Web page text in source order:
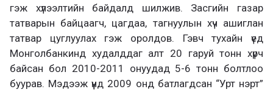
гэж хүлээлтийн байдалд шилжив. Засгийн газар
татварын байцаагч, цагдаа, тагнуулын хүч ашиглан
татвар цуглуулах гэж оролдов. Гэвч тухайн үед
Монголбанкинд худалддаг алт 20 гаруй тонн хүрч
байсан бол 2010-2011 онуудад 5-6 тонн болтлоо
буурав. Мэдээж үүнд 2009 онд батлагдсан “Урт нэрт”